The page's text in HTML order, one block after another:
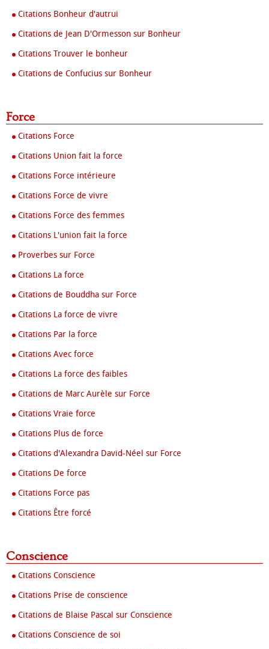
Citations Bonheur d'autrui
Citations de Jean D'Ormesson sur Bonheur
Citations Trouver le bonheur
Citations de Confucius sur Bonheur
Force
Citations Force
Citations Union fait la force
Citations Force intérieure
Citations Force de vivre
Citations Force des femmes
Citations L'union fait la force
Proverbes sur Force
Citations La force
Citations de Bouddha sur Force
Citations La force de vivre
Citations Par la force
Citations Avec force
Citations La force des faibles
Citations de Marc Aurèle sur Force
Citations Vraie force
Citations Plus de force
Citations d'Alexandra David-Néel sur Force
Citations De force
Citations Force pas
Citations Être forcé
Conscience
Citations Conscience
Citations Prise de conscience
Citations de Blaise Pascal sur Conscience
Citations Conscience de soi